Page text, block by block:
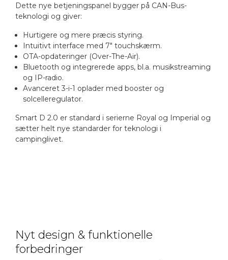
Dette nye betjeningspanel bygger på CAN-Bus-
teknologi og giver:
Hurtigere og mere præcis styring.
Intuitivt interface med 7" touchskærm.
OTA-opdateringer (Over-The-Air).
Bluetooth og integrerede apps, bl.a. musikstreaming
og IP-radio.
Avanceret 3-i-1 oplader med booster og
solcelleregulator.
Smart D 2.0 er standard i serierne Royal og Imperial og
sætter helt nye standarder for teknologi i
campinglivet.
Nyt design & funktionelle
forbedringer